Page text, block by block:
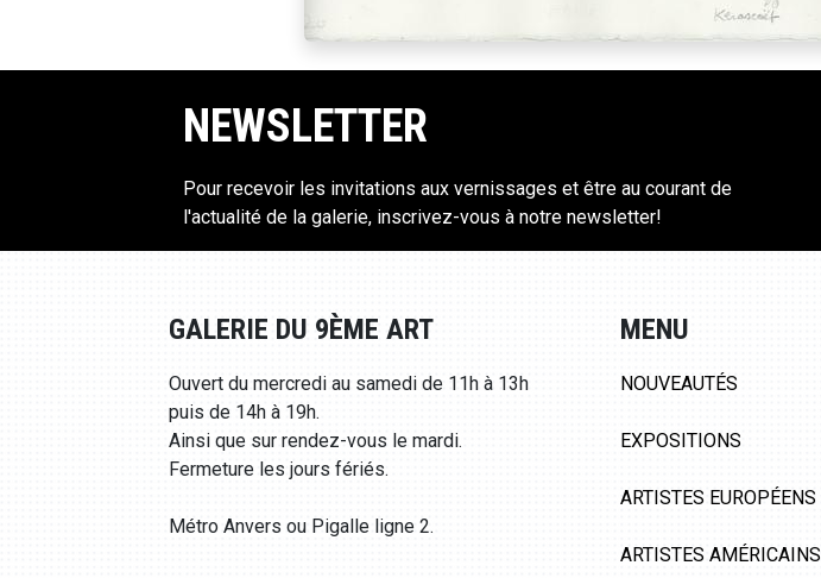
NEWSLETTER
Pour recevoir les invitations aux vernissages et être au courant de
l'actualité de la galerie, inscrivez-vous à notre newsletter!
GALERIE DU 9ÈME ART
Ouvert du mercredi au samedi de 11h à 13h
puis de 14h à 19h.
Ainsi que sur rendez-vous le mardi.
Fermeture les jours fériés.
Métro Anvers ou Pigalle ligne 2.
MENU
NOUVEAUTÉS
EXPOSITIONS
ARTISTES EUROPÉENS
ARTISTES AMÉRICAINS